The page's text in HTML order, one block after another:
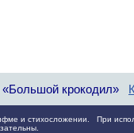
крокодил»
и стихосложении. При